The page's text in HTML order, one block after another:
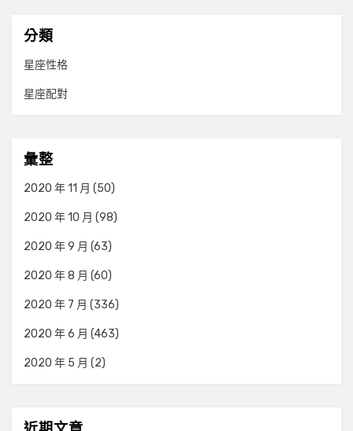
分類
星座性格
星座配對
彙整
2020 年 11 月 (50)
2020 年 10 月 (98)
2020 年 9 月 (63)
2020 年 8 月 (60)
2020 年 7 月 (336)
2020 年 6 月 (463)
2020 年 5 月 (2)